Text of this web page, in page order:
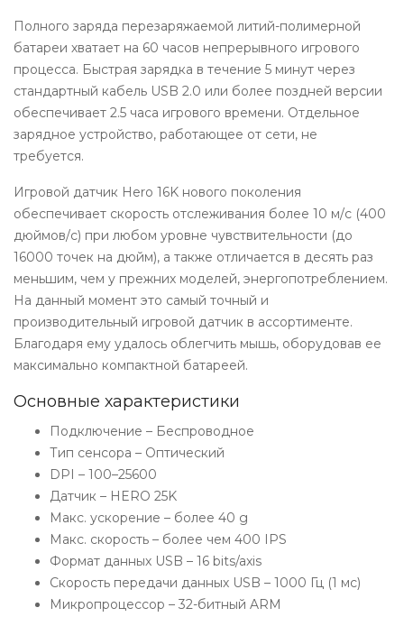
Полного заряда перезаряжаемой литий-полимерной
батареи хватает на 60 часов непрерывного игрового
процесса. Быстрая зарядка в течение 5 минут через
стандартный кабель USB 2.0 или более поздней версии
обеспечивает 2.5 часа игрового времени. Отдельное
зарядное устройство, работающее от сети, не
требуется.
Игровой датчик Hero 16K нового поколения
обеспечивает скорость отслеживания более 10 м/с (400
дюймов/с) при любом уровне чувствительности (до
16000 точек на дюйм), а также отличается в десять раз
меньшим, чем у прежних моделей, энергопотреблением.
На данный момент это самый точный и
производительный игровой датчик в ассортименте.
Благодаря ему удалось облегчить мышь, оборудовав ее
максимально компактной батареей.
Основные характеристики
Подключение – Беспроводное
Тип сенсора – Оптический
DPI – 100–25600
Датчик – HERO 25K
Макс. ускорение – более 40 g
Макс. скорость – более чем 400 IPS
Формат данных USB – 16 bits/axis
Скорость передачи данных USB – 1000 Гц (1 мс)
Микропроцессор – 32-битный ARM